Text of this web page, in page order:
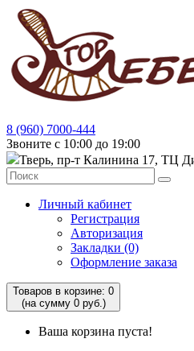
8 (960) 7000-444
Звоните с 10:00 до 19:00
Тверь, пр-т Калинина 17, ТЦ
Личный кабинет
Регистрация
Авторизация
Закладки (0)
Оформление заказа
Товаров в корзине: 0
(на сумму 0 руб.)
Ваша корзина пуста!